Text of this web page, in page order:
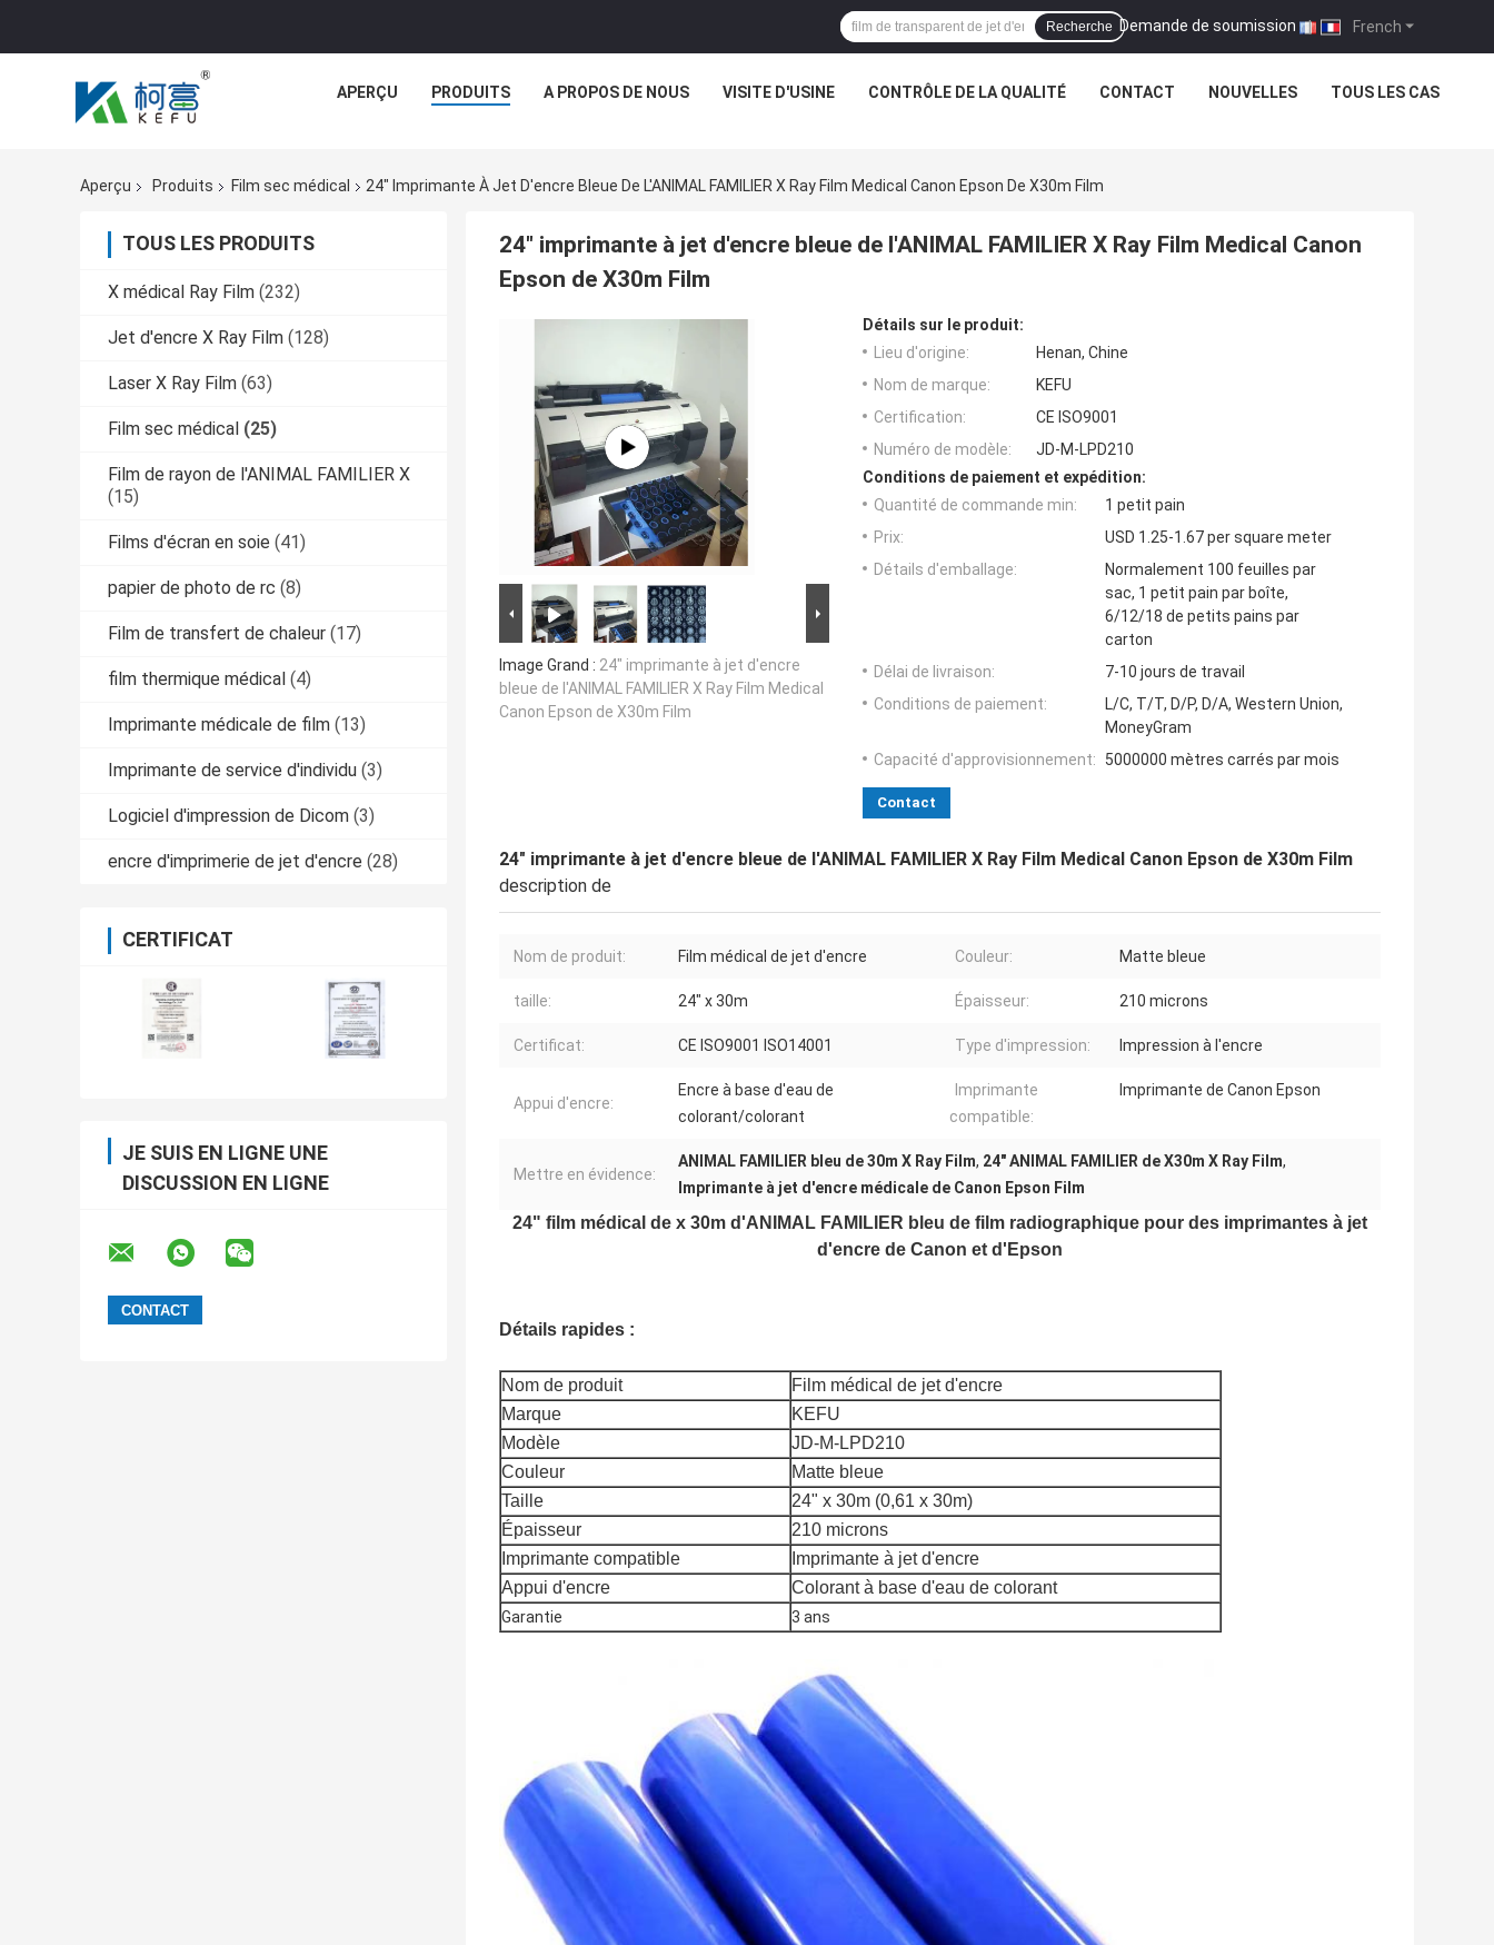
French
Demande de soumission |
Recherche
APERÇU PRODUITS A PROPOS DE NOUS VISITE D'USINE CONTRÔLE DE LA QUALITÉ CONTACT NOUVELLES TOUS LES CAS
Aperçu Produits Film sec médical 24" Imprimante À Jet D'encre Bleue De L'ANIMAL FAMILIER X Ray Film Medical Canon Epson De X30m Film
TOUS LES PRODUITS
X médical Ray Film (232)
Jet d'encre X Ray Film (128)
Laser X Ray Film (63)
Film sec médical (25)
Film de rayon de l'ANIMAL FAMILIER X
(15)
Films d'écran en soie (41)
papier de photo de rc (8)
Film de transfert de chaleur (17)
film thermique médical (4)
Imprimante médicale de film (13)
Imprimante de service d'individu (3)
Logiciel d'impression de Dicom (3)
encre d'imprimerie de jet d'encre (28)
CERTIFICAT
JE SUIS EN LIGNE UNE
DISCUSSION EN LIGNE
24" imprimante à jet d'encre bleue de l'ANIMAL FAMILIER X Ray Film Medical Canon
Epson de X30m Film
Image Grand : 24" imprimante à jet d'encre
bleue de l'ANIMAL FAMILIER X Ray Film Medical
Canon Epson de X30m Film
Détails sur le produit:
Lieu d'origine:
Henan, Chine
Nom de marque:
KEFU
Certification:
CE ISO9001
Numéro de modèle:
JD-M-LPD210
Conditions de paiement et expédition:
Quantité de commande min:
1 petit pain
Prix:
USD 1.25-1.67 per square meter
Détails d'emballage:
Normalement 100 feuilles par
sac, 1 petit pain par boîte,
6/12/18 de petits pains par
carton
Délai de livraison:
7-10 jours de travail
Conditions de paiement:
L/C, T/T, D/P, D/A, Western Union,
MoneyGram
Capacité d'approvisionnement:
5000000 mètres carrés par mois
Contact
24" imprimante à jet d'encre bleue de l'ANIMAL FAMILIER X Ray Film Medical Canon Epson de X30m Film
description de
Nom de produit: Film médical de jet d'encre Couleur: Matte bleue
taille: 24" x 30m Épaisseur: 210 microns
Certificat: CE ISO9001 ISO14001 Type d'impression: Impression à l'encre
Appui d'encre:
Encre à base d'eau de
colorant/colorant
Imprimante
compatible:
Imprimante de Canon Epson
Mettre en évidence:
ANIMAL FAMILIER bleu de 30m X Ray Film, 24" ANIMAL FAMILIER de X30m X Ray Film,
Imprimante à jet d'encre médicale de Canon Epson Film
24" film médical de x 30m d'ANIMAL FAMILIER bleu de film radiographique pour des imprimantes à jet
d'encre de Canon et d'Epson
Détails rapides :
Nom de produit
Film médical de jet d'encre
Marque
KEFU
Modèle
JD-M-LPD210
Couleur
Matte bleue
Taille
24" x 30m (0,61 x 30m)
Épaisseur
210 microns
Imprimante compatible
Imprimante à jet d'encre
Appui d'encre
Colorant à base d'eau de colorant
Garantie 3 ans